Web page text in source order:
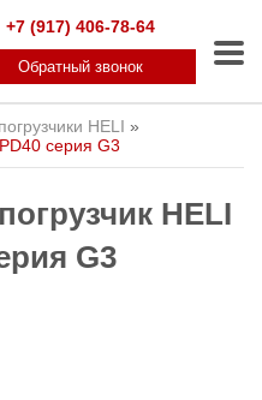
+7 (917) 406-78-64
Обратный звонок
HELI »
серия G3
HELI
G3